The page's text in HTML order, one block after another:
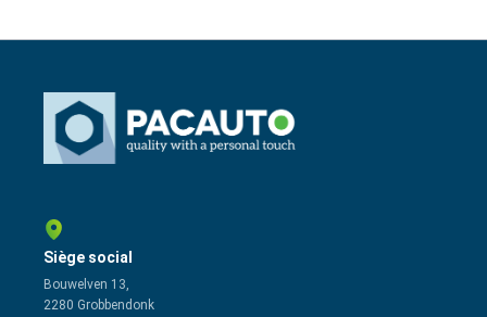
Siège social
Bouwelven 13,
2280 Grobbendonk